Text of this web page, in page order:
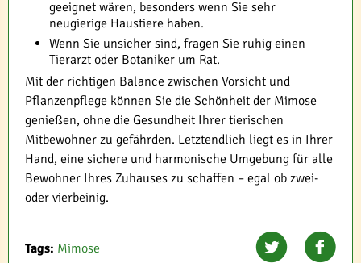
geeignet wären, besonders wenn Sie sehr
neugierige Haustiere haben.
Wenn Sie unsicher sind, fragen Sie ruhig einen
Tierarzt oder Botaniker um Rat.
Mit der richtigen Balance zwischen Vorsicht und
Pflanzenpflege können Sie die Schönheit der Mimose
genießen, ohne die Gesundheit Ihrer tierischen
Mitbewohner zu gefährden. Letztendlich liegt es in Ihrer
Hand, eine sichere und harmonische Umgebung für alle
Bewohner Ihres Zuhauses zu schaffen – egal ob zwei-
oder vierbeinig.
Tags: Mimose